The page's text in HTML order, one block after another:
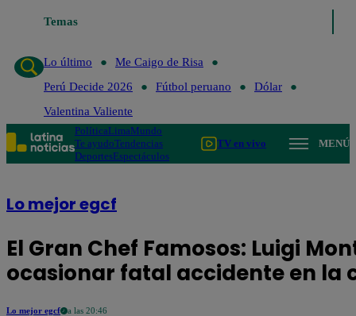
Temas
Lo último
Me Caigo de Risa
Perú Decide 2026
Fútbol peruano
Dólar
Valentina Valiente
PolíticaLimaMundo
Te ayudoTendencias
DeportesEspectáculos
TV en vivo MENÚ
Lo mejor egcf
El Gran Chef Famosos: Luigi
ocasionar fatal accidente en la
Lo mejor egcf a las 20:46